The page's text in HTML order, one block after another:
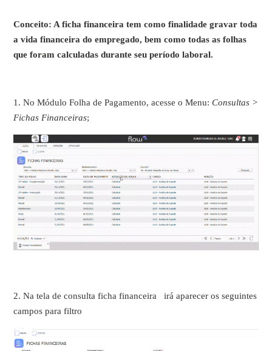
Conceito: A ficha financeira tem como finalidade gravar toda
a vida financeira do empregado, bem como todas as folhas
que foram calculadas durante seu período laboral.
1. No Módulo Folha de Pagamento, acesse o Menu:Consultas >
Fichas Financeiras;
2. Na tela de consulta ficha financeira irá aparecer os seguintes
campos para filtro